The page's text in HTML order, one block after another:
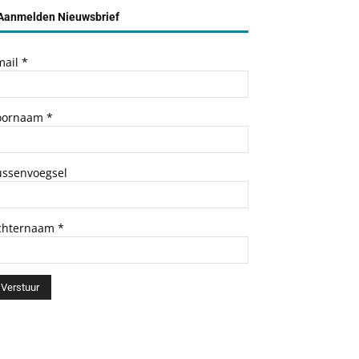
Nieuwsbrief
*
*
*